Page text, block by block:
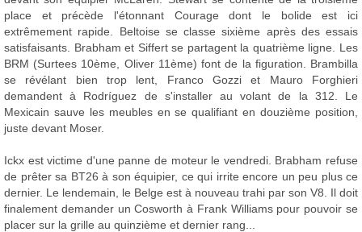
place et précède l'étonnant Courage dont le bolide est ici
extrêmement rapide. Beltoise se classe sixième après des essais
satisfaisants. Brabham et Siffert se partagent la quatrième ligne. Les
BRM (Surtees 10ème, Oliver 11ème) font de la figuration. Brambilla
se révélant bien trop lent, Franco Gozzi et Mauro Forghieri
demandent à Rodríguez de s'installer au volant de la 312. Le
Mexicain sauve les meubles en se qualifiant en douzième position,
juste devant Moser.
Ickx est victime d'une panne de moteur le vendredi. Brabham refuse
de prêter sa BT26 à son équipier, ce qui irrite encore un peu plus ce
dernier. Le lendemain, le Belge est à nouveau trahi par son V8. Il doit
finalement demander un Cosworth à Frank Williams pour pouvoir se
placer sur la grille au quinzième et dernier rang...